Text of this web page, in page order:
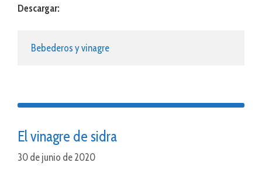
Descargar:
Bebederos y vinagre
El vinagre de sidra
30 de junio de 2020